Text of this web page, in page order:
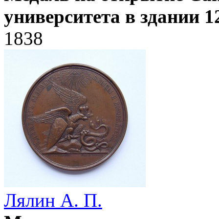
университета в здании
1838
Лялин А. П.